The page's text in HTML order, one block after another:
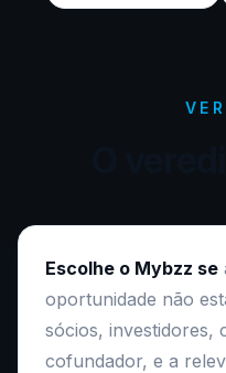
Escolhe o Mybzz se
oportunidade não
sócios, investidores,
cofundador, e a